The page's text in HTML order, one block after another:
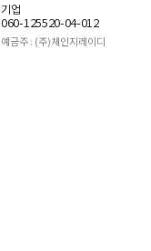
기업
060-125520-04-012
예금주 : (주)체인지레이디